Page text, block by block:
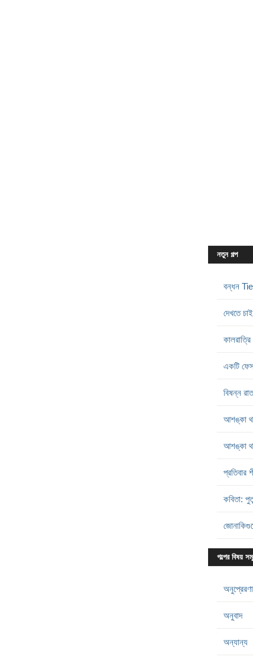
নতুন গল্প
বন্ধন
দেখতে
কালরাত্রি
একটি
বিষন্ন রাত
আশঙ্কা
আশঙ্কা
প্রতিবার
কবিতা:
গল্পের বিষয়
অনুপ্রেরণা
অনুবাদ
অন্যান্য